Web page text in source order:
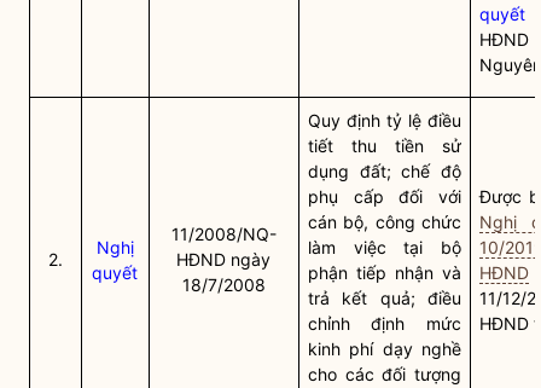
quyết
HĐND
2.
Nghị
quyết
11/2008/NQ-
HĐND ngày
18/7/2008
Quy định tỷ lệ điều
tiết thu tiền sử
dụng đất; chế độ
phụ cấp đối với
cán bộ, công chức
làm việc tại bộ
phận tiếp nhận và
trả kết quả; điều
chỉnh định mức
kinh phí dạy nghề
cho các đối tượng
Được
Nghị
10/
HĐND
11/12/
HĐND